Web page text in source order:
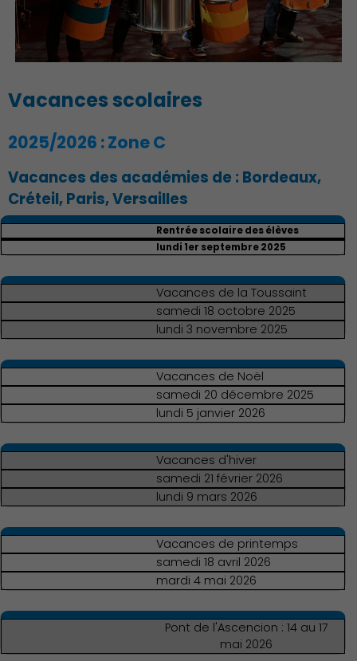
Environnement cadre de
Économie Commerce
Associations et Sports
Vacances scolaires
2025/2026 : Zone C
Vacances des académies de : Bordeaux,
Créteil, Paris, Versailles
Rentrée scolaire des élèves
lundi 1er septembre 2025
Vacances de la Toussaint
samedi 18 octobre 2025
lundi 3 novembre 2025
Vacances de Noël
samedi 20 décembre 2025
lundi 5 janvier 2026
Vacances d'hiver
samedi 21 février 2026
lundi 9 mars 2026
Vacances de printemps
samedi 18 avril 2026
mardi 4 mai 2026
Pont de l'Ascencion : 14 au 17
mai 2026